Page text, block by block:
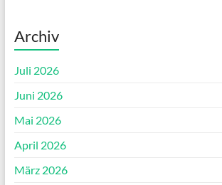
Archiv
Juli 2026
Juni 2026
Mai 2026
April 2026
März 2026